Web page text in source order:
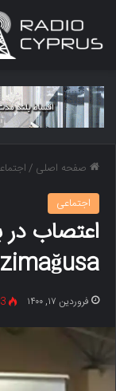
صفحه اصلی /
اجتماعی
اعتصاب در
فروردین ۱۷, ۱۴۰۰